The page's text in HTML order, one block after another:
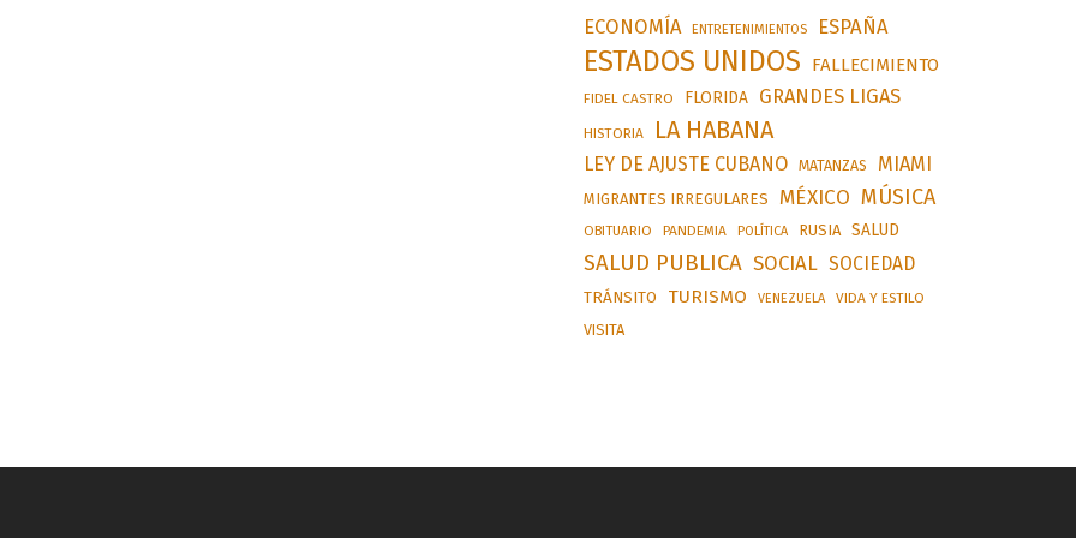
ECONOMÍA ENTRETENIMIENTOS ESPAÑA
ESTADOS UNIDOS FALLECIMIENTO
FIDEL CASTRO FLORIDA GRANDES LIGAS
HISTORIA LA HABANA
LEY DE AJUSTE CUBANO MATANZAS MIAMI
MIGRANTES IRREGULARES MÉXICO MÚSICA
OBITUARIO PANDEMIA POLÍTICA RUSIA SALUD
SALUD PUBLICA SOCIAL SOCIEDAD
TRÁNSITO TURISMO VENEZUELA VIDA Y ESTILO
VISITA